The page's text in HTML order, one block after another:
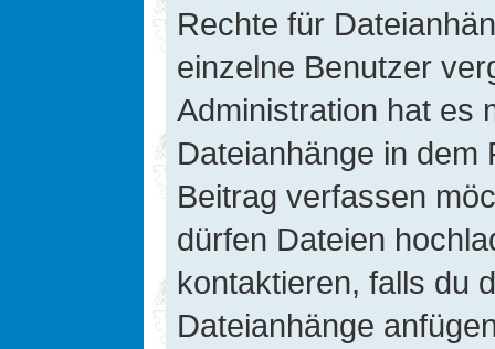
Rechte für
einzelne Benutzer
Administration hat es
Dateianhänge in dem
Beitrag verfassen
dürfen Dateien
kontaktieren, falls du
Dateianhänge